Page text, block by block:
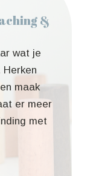
&
wat je
maak
er meer
met